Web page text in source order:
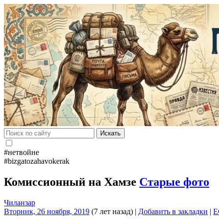
Искать
#нетвойне
#bizgatozahavokerak
Комиссионный на Хамзе Старые фото
Чиланзар
Вторник, 26 ноября, 2019 (7 лет назад) | Добавить в закладки |